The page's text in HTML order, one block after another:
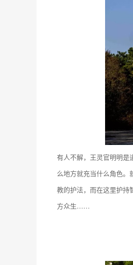
有人不解，王灵官明明是
么地方就充当什么角色
教的护法，而在这里护持
方众生……